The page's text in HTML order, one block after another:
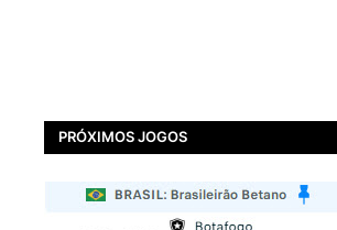
PRÓXIMOS JOGOS